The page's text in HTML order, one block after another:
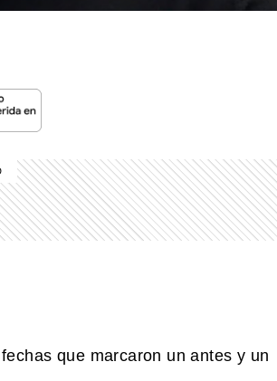
que marcaron un antes y un